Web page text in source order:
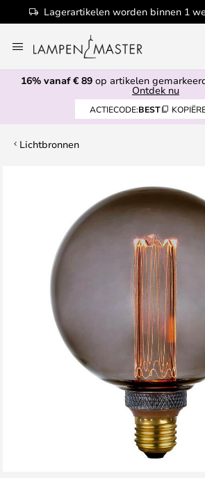
Lagerartikelen worden binnen 1
naar
de
inhoud
16% vanaf € 89 op artikelen
Ontdek nu
ACTIECODE:BEST
Lichtbronnen
afbeeldingen-